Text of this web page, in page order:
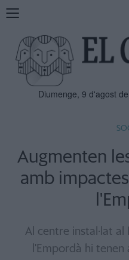
Mostra
navegació
Diumenge, 9 d'agost
Augmenten
amb
Al centre instal·lat al
l'Empordà hi